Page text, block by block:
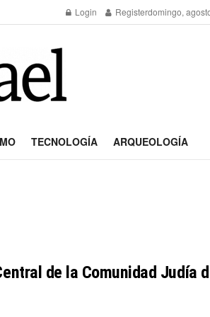
Login Registerdomingo,
TECNOLOGÍA ARQUEOLOGÍA
de la Comunidad Judía